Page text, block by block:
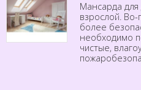
Мансарда
взрослой.
более
необходимо
чистые,